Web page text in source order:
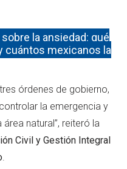
la ansiedad: qué
cuántos mexicanos la
órdenes de gobierno,
la emergencia y
natural”, reiteró la
Civil y Gestión Integral